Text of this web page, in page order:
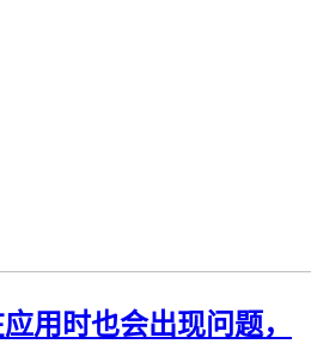
用时也会出现问题，